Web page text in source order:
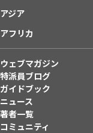
アジア
アフリカ
ウェブマガジン
特派員ブログ
ガイドブック
ニュース
著者一覧
コミュニティ